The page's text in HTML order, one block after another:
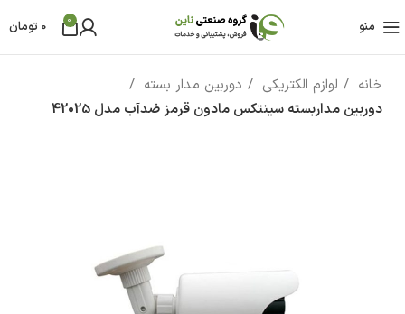
منو 0
0 تومان
خانه لوازم الکتریکی
دوربین مدار بسته
دوربین مداربسته سینتکس مادون قرمز ضدآب مدل 42025